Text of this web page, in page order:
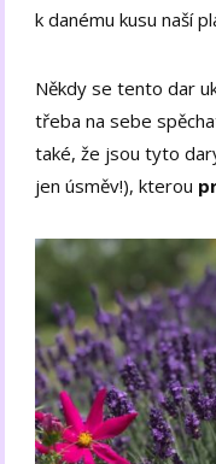
k danému kusu naší
Někdy se tento dar
třeba na sebe
také, že jsou tyto
jen úsměv!), kterou